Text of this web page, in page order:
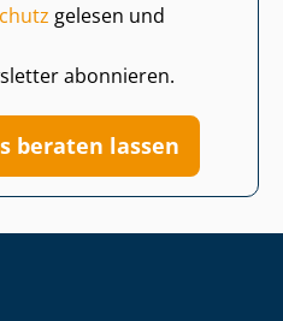
gelesen und
abonnieren.
beraten lassen